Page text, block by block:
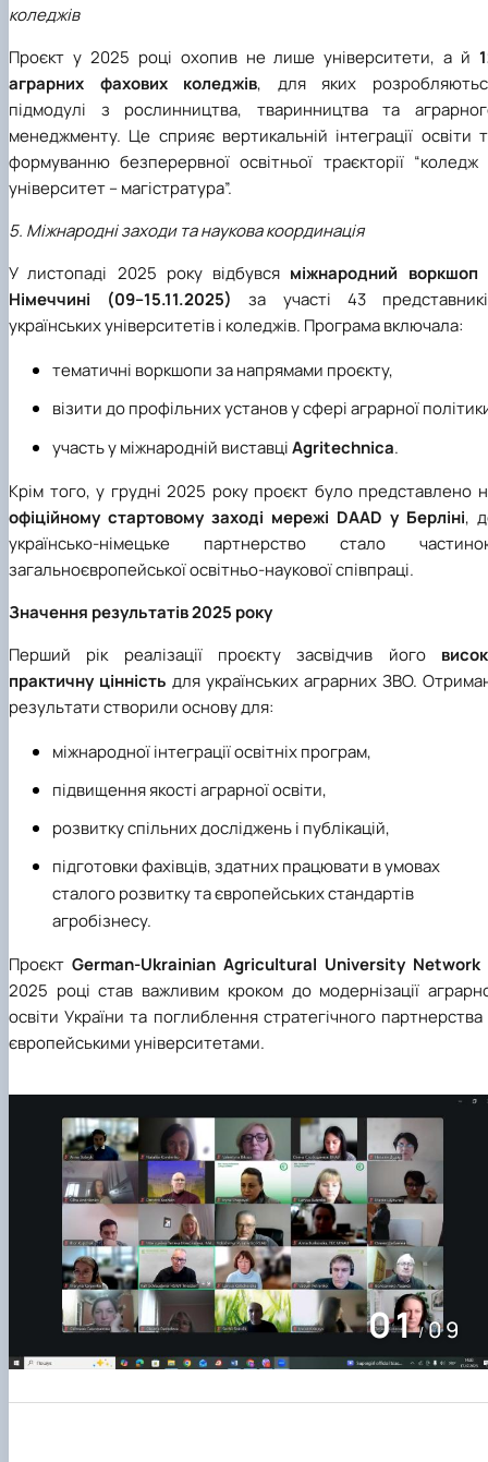
коледжів
Проєкт у 2025 році охопив не лише університети, а й
аграрних фахових коледжів, для яких
підмодулі з рослинництва, тваринництва та
менеджменту. Це сприяє вертикальній інтеграції освіти
формуванню безперервної освітньої траєкторії “коледж
університет – магістратура”.
5. Міжнародні заходи та наукова координація
У листопаді 2025 року відбувся міжнародний воркшоп
Німеччині (09–15.11.2025)
за участі 43
українських університетів і коледжів. Програма включала:
тематичні воркшопи за напрямами проєкту,
візити до профільних установ у сфері аграрної
участь у міжнародній виставціAgritechnica.
Крім того, у грудні 2025 року проєкт було представлено
офіційному стартовому заході мережі DAAD у Берліні,
українсько-німецьке партнерство стало
загальноєвропейської освітньо-наукової співпраці.
Значення результатів 2025 року
Перший рік реалізації проєкту засвідчив його
практичну цінність для українських аграрних ЗВО.
результати створили основу для:
міжнародної інтеграції освітніх програм,
підвищення якості аграрної освіти,
розвитку спільних досліджень і публікацій,
підготовки фахівців, здатних працювати в умовах
сталого розвитку та європейських стандартів
агробізнесу.
Проєкт German-Ukrainian Agricultural University Network
2025 році став важливим кроком до модернізації
освіти України та поглиблення стратегічного партнерства
європейськими університетами.
02/09